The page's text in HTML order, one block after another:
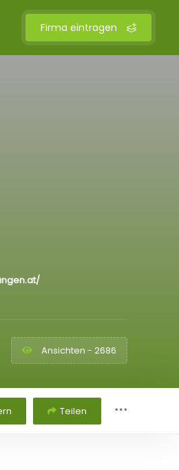
Firma eintragen
Ansichten - 2686
Teilen